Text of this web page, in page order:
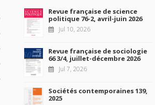
Revue française de science
politique 76-2, avril-juin 2026
Jul 10, 2026
Revue française de sociologie
66 3/4, juillet-décembre 2026
Jul 7, 2026
Sociétés contemporaines 139,
2025